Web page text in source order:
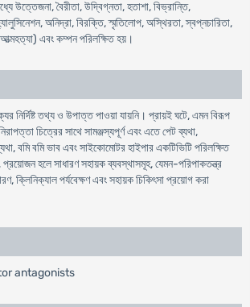
উত্তেজনা, বৈরীতা, উদ্বিগ্নতা, হতাশা, বিভ্রান্তি,
অনিদ্রা, বিরক্তি, স্মৃতিলোপ, অস্থিরতা, স্বপ্নচারিতা,
এবং কম্পন পরিলক্ষিত হয়।
নির্দিষ্ট তথ্য ও উপাত্ত পাওয়া যায়নি। প্রায়ই ঘটে, এমন বিরূপ
চিত্রের সাথে সামঞ্জস্যপূর্ণ এবং এতে পেট ব্যথা,
বমি বমি ভাব এবং সাইকোমোটর হাইপার একটিভিটি পরিলক্ষিত
প্রয়োজন হলে সাধারণ সহায়ক ব্যবস্থাসমূহ, যেমন-পরিপাকতন্ত্র
ক্লিনিক্যাল পর্যবেক্ষণ এবং সহায়ক চিকিৎসা প্রয়োগ করা
antagonists